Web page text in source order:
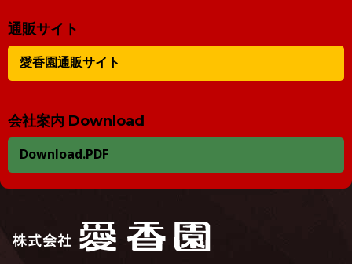
通販サイト
愛香園通販サイト
会社案内 Download
Download.PDF